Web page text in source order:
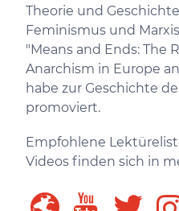
Theorie und
Feminismus und
"Means and Ends: The
Anarchism in Europe
habe zur Geschichte
promoviert.
Empfohlene
Videos finden sich in